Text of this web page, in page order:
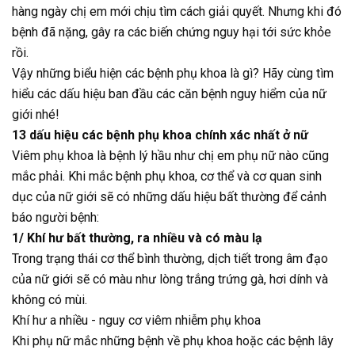
hàng ngày chị em mới chịu tìm cách giải quyết. Nhưng khi đó
bệnh đã nặng, gây ra các biến chứng nguy hại tới sức khỏe
rồi.
Vậy những biểu hiện các bệnh phụ khoa là gì? Hãy cùng tìm
hiểu các dấu hiệu ban đầu các căn bệnh nguy hiểm của nữ
giới nhé!
13 dấu hiệu các bệnh phụ khoa chính xác nhất ở nữ
Viêm phụ khoa là bệnh lý hầu như chị em phụ nữ nào cũng
mắc phải. Khi mắc bệnh phụ khoa, cơ thể và cơ quan sinh
dục của nữ giới sẽ có những dấu hiệu bất thường để cảnh
báo người bệnh:
1/ Khí hư bất thường, ra nhiều và có màu lạ
Trong trạng thái cơ thể bình thường, dịch tiết trong âm đạo
của nữ giới sẽ có màu như lòng trắng trứng gà, hơi dính và
không có mùi.
Khí hư a nhiều - nguy cơ viêm nhiễm phụ khoa
Khi phụ nữ mắc những bệnh về phụ khoa hoặc các bệnh lây